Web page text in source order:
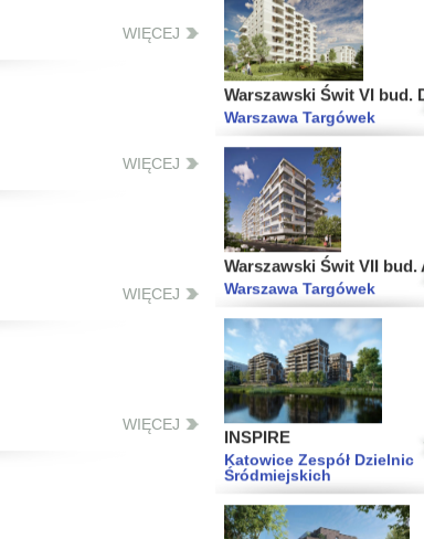
WIĘCEJ
WIĘCEJ
WIĘCEJ
WIĘCEJ
Warszawski Świt VI bud. D
Warszawa Targówek
Warszawski Świt VII bud. A
Warszawa Targówek
INSPIRE
Katowice Zespół Dzielnic
Śródmiejskich